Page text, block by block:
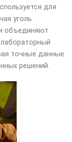
для
уголь.
объединяют
точные данные
решений.